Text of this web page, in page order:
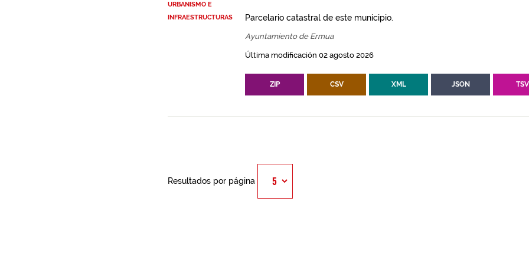
URBANISMO E
INFRAESTRUCTURAS
Parcelario catastral de este municipio.
Ayuntamiento de Ermua
Última modificación 02 agosto 2026
ZIP CSV XML JSON TSV
Resultados por página